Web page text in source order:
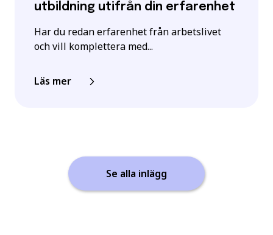
utbildning utifrån din erfarenhet
Har du redan erfarenhet från arbetslivet
och vill komplettera med...
Läs mer
Se alla inlägg